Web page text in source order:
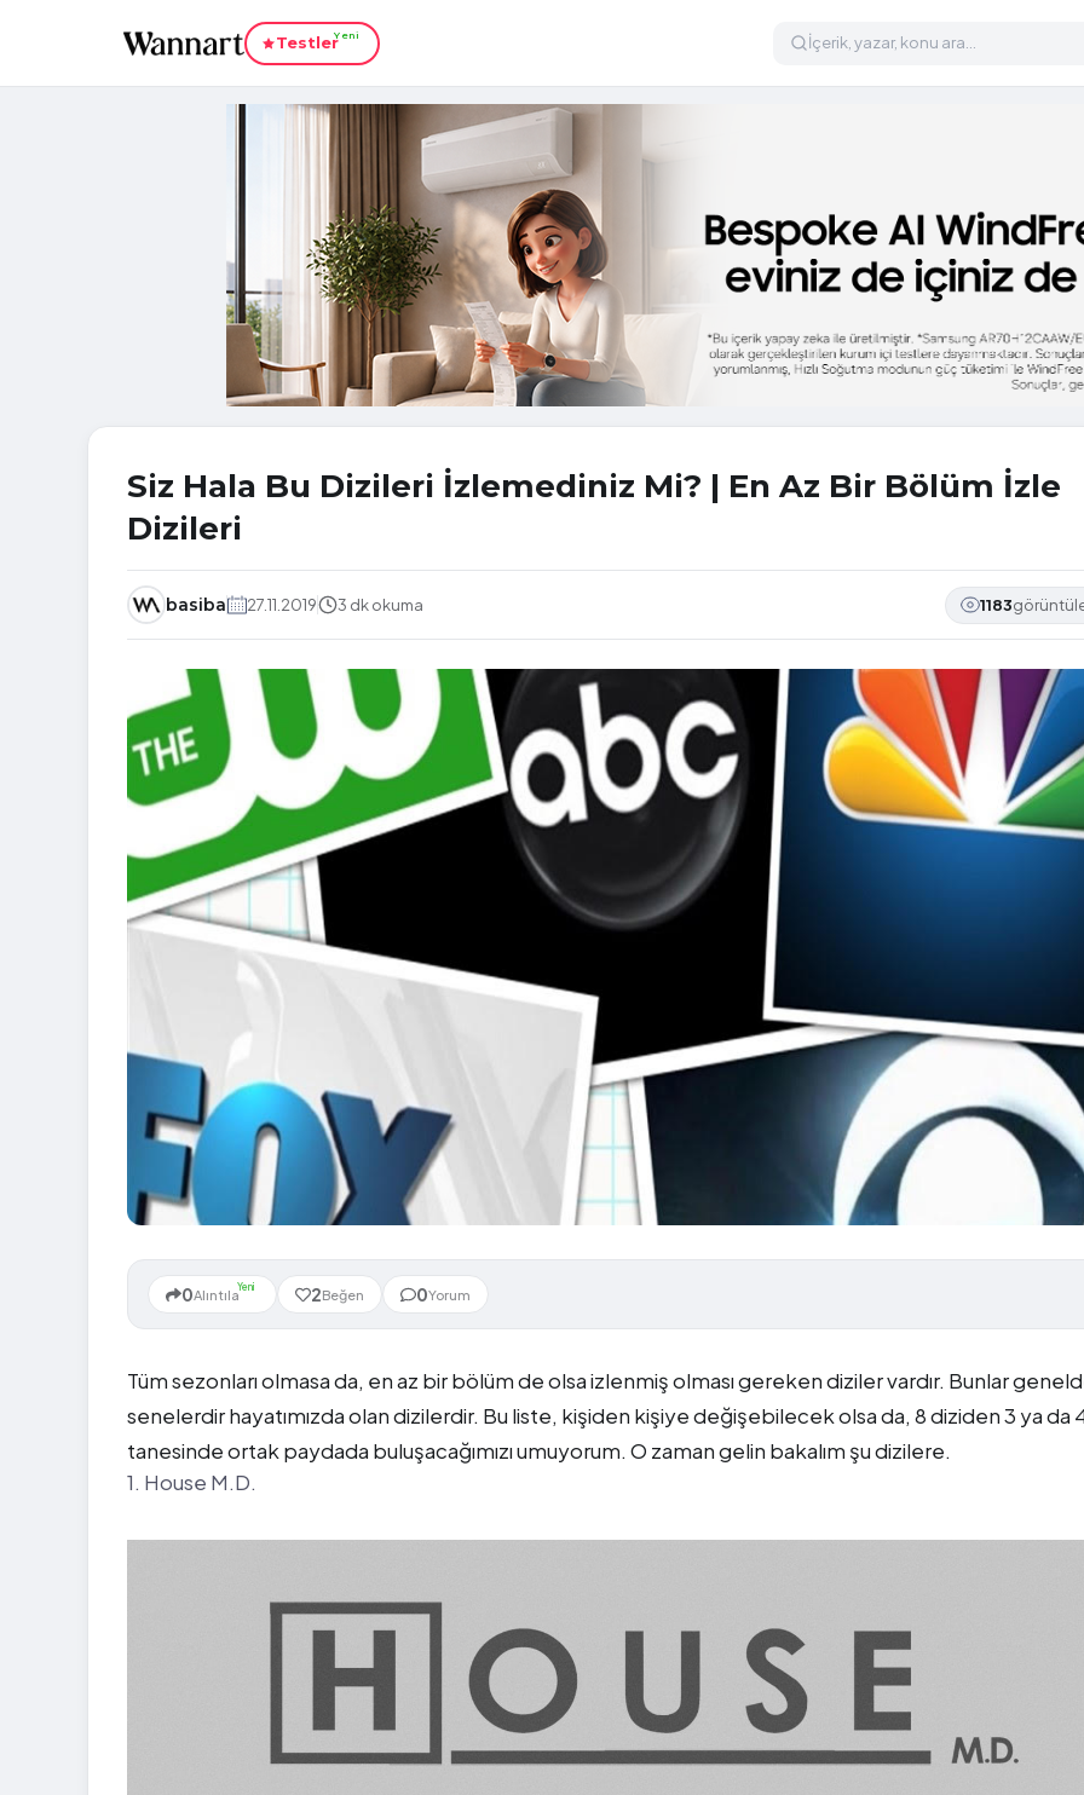
TestlerYeni
Siz Hala Bu Dizileri İzlemediniz Mi? | En Az Bir Bölüm İzle
Dizileri
basiba 27.11.2019 3 dk okuma 1183
0AlıntılaYeni 2Beğen 0Yorum
Tüm sezonları olmasa da, en az bir bölüm de olsa izlenmiş olması gereken diziler vardır. Bunlar
senelerdir hayatımızda olan dizilerdir. Bu liste, kişiden kişiye değişebilecek olsa da, 8 diziden 3 ya da
tanesinde ortak paydada buluşacağımızı umuyorum. O zaman gelin bakalım şu dizilere.
1. House M.D.